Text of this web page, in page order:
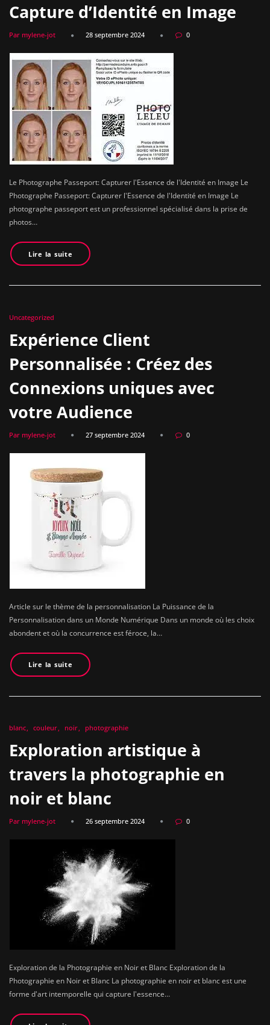
Capture d’Identité en Image
Par mylene-jot 28 septembre 2024 0
Le Photographe Passeport: Capturer l'Essence de l'Identité en Image Le
Photographe Passeport: Capturer l'Essence de l'Identité en Image Le
photographe passeport est un professionnel spécialisé dans la prise de
photos…
Lire la suite
Uncategorized
Expérience Client
Personnalisée : Créez des
Connexions uniques avec
votre Audience
Par mylene-jot 27 septembre 2024 0
Article sur le thème de la personnalisation La Puissance de la
Personnalisation dans un Monde Numérique Dans un monde où les choix
abondent et où la concurrence est féroce, la…
Lire la suite
blanc couleur noir photographie
Exploration artistique à
travers la photographie en
noir et blanc
Par mylene-jot 26 septembre 2024 0
Exploration de la Photographie en Noir et Blanc Exploration de la
Photographie en Noir et Blanc La photographie en noir et blanc est une
forme d'art intemporelle qui capture l'essence…